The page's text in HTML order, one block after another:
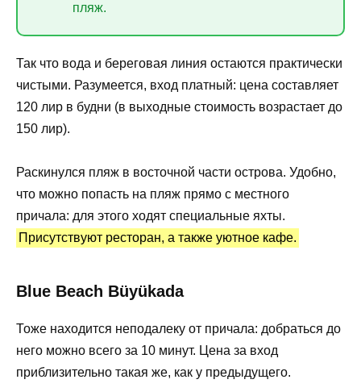
пляж.
Так что вода и береговая линия остаются практически
чистыми. Разумеется, вход платный: цена составляет
120 лир в будни (в выходные стоимость возрастает до
150 лир).
Раскинулся пляж в восточной части острова. Удобно,
что можно попасть на пляж прямо с местного
причала: для этого ходят специальные яхты.
Присутствуют ресторан, а также уютное кафе.
Blue Beach Büyükada
Тоже находится неподалеку от причала: добраться до
него можно всего за 10 минут. Цена за вход
приблизительно такая же, как у предыдущего.